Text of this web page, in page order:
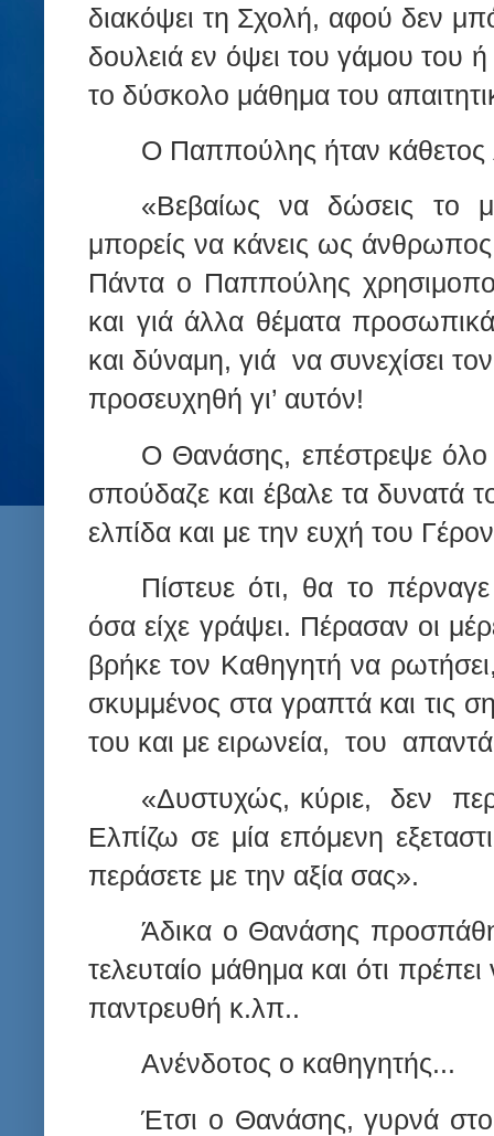
διακόψει τη Σχολή, αφού δεν
δουλειά εν όψει του γάμου του ή
το δύσκολο μάθημα του
Ο Παππούλης ήταν κάθετος
«Βεβαίως να δώσεις το
μπορείς να κάνεις ως
Πάντα ο Παππούλης
και γιά άλλα θέματα
και δύναμη, γιά να συνεχίσει
προσευχηθή γι’ αυτόν!
Ο Θανάσης, επέστρεψε
σπούδαζε και έβαλε τα δυνατά
ελπίδα και με την ευχή του
Πίστευε ότι, θα το
όσα είχε γράψει. Πέρασαν οι
βρήκε τον Καθηγητή να
σκυμμένος στα γραπτά και τις
του και με ειρωνεία, του
«Δυστυχώς, κύριε,
δεν
Ελπίζω σε μία επόμενη
περάσετε με την αξία σας».
Άδικα ο Θανάσης
τελευταίο μάθημα και ότι
παντρευθή κ.λπ..
Ανένδοτος ο καθηγητής...
Έτσι ο Θανάσης, γυρνά στο